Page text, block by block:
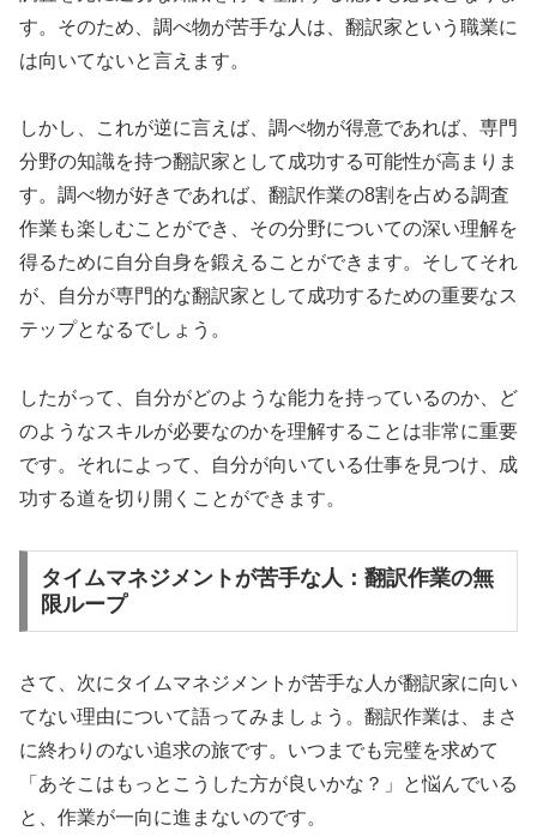
す。そのため、調べ物が苦手な人は、翻訳家という職業に
は向いてないと言えます。
しかし、これが逆に言えば、調べ物が得意であれば、専門
分野の知識を持つ翻訳家として成功する可能性が高まりま
す。調べ物が好きであれば、翻訳作業の8割を占める調査
作業も楽しむことができ、その分野についての深い理解を
得るために自分自身を鍛えることができます。そしてそれ
が、自分が専門的な翻訳家として成功するための重要なス
テップとなるでしょう。
したがって、自分がどのような能力を持っているのか、ど
のようなスキルが必要なのかを理解することは非常に重要
です。それによって、自分が向いている仕事を見つけ、成
功する道を切り開くことができます。
タイムマネジメントが苦手な人：翻訳作業の無
限ループ
さて、次にタイムマネジメントが苦手な人が翻訳家に向い
てない理由について語ってみましょう。翻訳作業は、まさ
に終わりのない追求の旅です。いつまでも完璧を求めて
「あそこはもっとこうした方が良いかな？」と悩んでいる
と、作業が一向に進まないのです。